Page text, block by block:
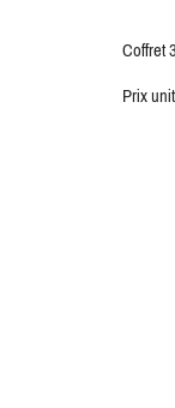
Coffret
Prix